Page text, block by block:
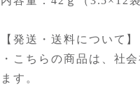
【発送・送料について】
・こちらの商品は、社
ます。